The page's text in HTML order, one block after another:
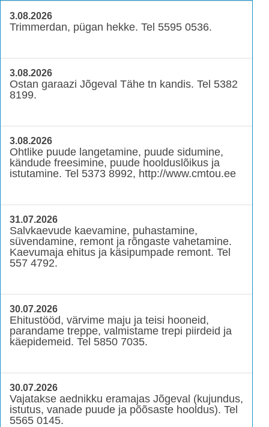
3.08.2026
Trimmerdan, pügan hekke. Tel 5595 0536.
3.08.2026
Ostan garaazi Jõgeval Tähe tn kandis. Tel 5382
8199.
3.08.2026
Ohtlike puude langetamine, puude sidumine,
kändude freesimine, puude hoolduslõikus ja
istutamine. Tel 5373 8992, http://www.cmtou.ee
31.07.2026
Salvkaevude kaevamine, puhastamine,
süvendamine, remont ja rõngaste vahetamine.
Kaevumaja ehitus ja käsipumpade remont. Tel
557 4792.
30.07.2026
Ehitustööd, värvime maju ja teisi hooneid,
parandame treppe, valmistame trepi piirdeid ja
käepidemeid. Tel 5850 7035.
30.07.2026
Vajatakse aednikku eramajas Jõgeval (kujundus,
istutus, vanade puude ja põõsaste hooldus). Tel
5565 0145.